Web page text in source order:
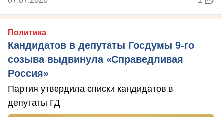
Политика
Кандидатов в депутаты Госдумы 9-го
созыва выдвинула «Справедливая
Россия»
Партия утвердила списки кандидатов в
депутаты ГД